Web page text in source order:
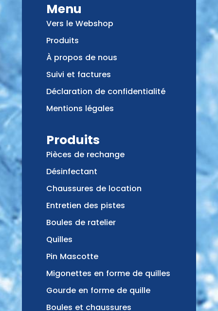
Menu
Vers le Webshop
Produits
À propos de nous
Suivi et factures
Déclaration de confidentialité
Mentions légales
Produits
Pièces de rechange
Désinfectant
Chaussures de location
Entretien des pistes
Boules de ratelier
Quilles
Pin Mascotte
Migonettes en forme de quilles
Gourde en forme de quille
Boules et chaussures